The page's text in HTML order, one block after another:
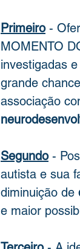
Primeiro -
MOMENTO
investigadas
grande
associação
Segundo -
autista e sua
diminuição de
e maior